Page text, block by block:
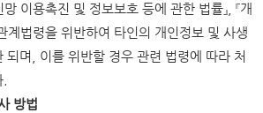
망 이용촉진 및 정보보호 등에 관한 법률』, 『개
계법령을 위반하여 타인의 개인정보 및 사생
되며, 이를 위반할 경우 관련 법령에 따라 처
.
방법